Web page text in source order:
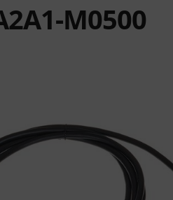
M0500
de clientes